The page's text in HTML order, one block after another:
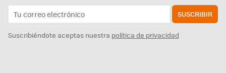
SUSCRIBIR
Suscribiéndote aceptas nuestra política de privacidad